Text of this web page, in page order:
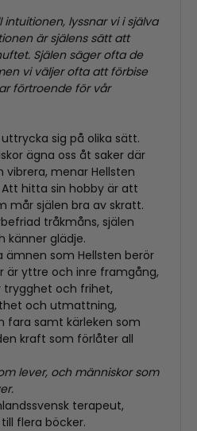
lyssnar vi i själva
är själens sätt att
Själen säger ofta de
vi väljer ofta att förbise
förtroende för vår
sig på olika sätt.
ägna oss åt saker där
vibrera, menar Hellsten
hitta sin hobby är att
mår själen bra av skratt.
tråkmåns, själen
känner glädje.
ämnen som Hellsten berör
är yttre och inre framgång,
trygghet och frihet,
och utmattning,
fara samt kärleken som
kraft som förlåter all
lever, och människor som
terapeut,
flera böcker.